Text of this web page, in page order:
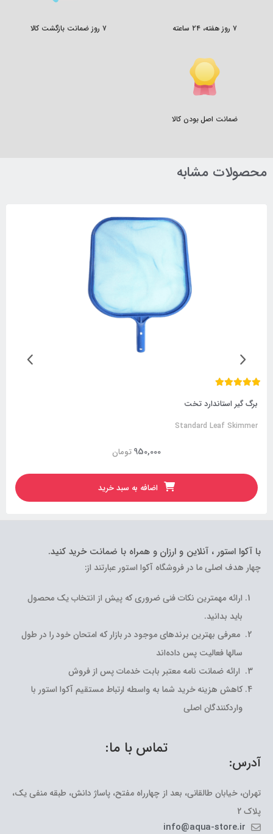
۷ روز هفته، ۲۴ ساعته ۷ روز ضمانت بازگشت کالا
ضمانت اصل بودن کالا
محصولات مشابه
برگ گیر استاندارد تخت
Standard Leaf Skimmer
تومان 950,000
اضافه به سبد خرید
با آکوا استور ، آنلاین و ارزان و همراه با ضمانت خرید کنید.
چهار هدف اصلی ما در فروشگاه آکوا استور عبارتند از:
ارائه مهمترین نکات فنی ضروری که پیش از انتخاب یک محصول
باید بدانید.
معرفی بهترین برندهای موجود در بازار که امتحان خود را در طول
سالها فعالیت پس داده‌اند
ارائه ضمانت نامه معتبر بابت خدمات پس از فروش
کاهش هزینه خرید شما به واسطه ارتباط مستقیم آکوا استور با
واردکنندگان اصلی
تماس با ما:
آدرس:
تهران، خیابان طالقانی، بعد از چهارراه مفتح، پاساژ دانش، طبقه منفی یک،
پلاک 2
info@aqua-store.ir